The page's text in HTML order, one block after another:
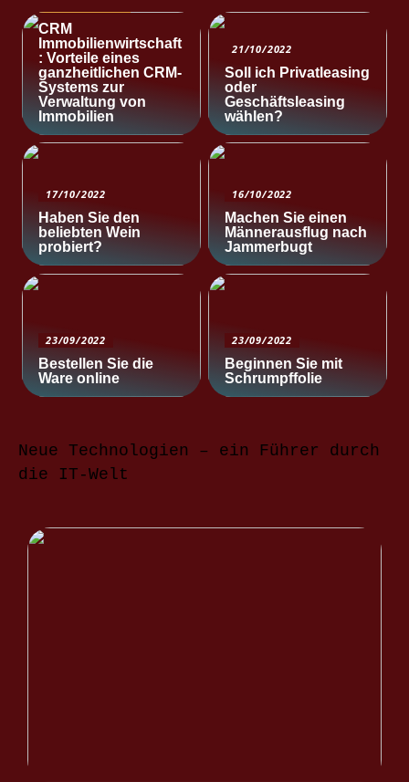
CRM
Immobilienwirtschaft
: Vorteile eines
ganzheitlichen CRM-
Systems zur
Verwaltung von
Immobilien
21/10/2022
Soll ich Privatleasing
oder
Geschäftsleasing
wählen?
17/10/2022
Haben Sie den
beliebten Wein
probiert?
16/10/2022
Machen Sie einen
Männerausflug nach
Jammerbugt
23/09/2022
Bestellen Sie die
Ware online
23/09/2022
Beginnen Sie mit
Schrumpffolie
Neue Technologien – ein Führer durch
die IT-Welt